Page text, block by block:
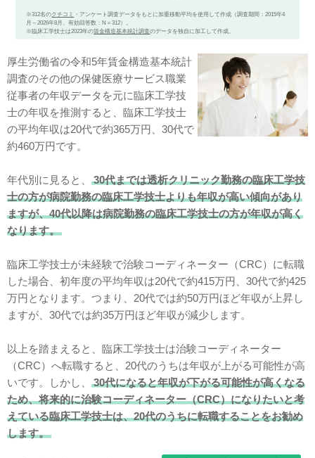
※312名のクチコミ ・アンケート調査データをもとに加重移動平均を使用して作成（調査期間：2015年4
月～2026年8月、有効回答数：N＝312）。
※臨床工学技士は2023年の賃金構造基本統計調査のデータを独自に加工して作成。
厚生労働省の令和5年賃金構造基本統計
調査のその他の保健医療サービス職業
従事者の年収データを元に臨床工学技
士の年収を推測すると、臨床工学技士
の平均年収は20代で約365万円、30代で
約460万円です。
年代別に見ると、
30代までは透析クリニック勤務の臨床工学技
士の方が病院勤務の臨床工学技士よりも年収が高い傾向があり
ますが、40代以降は病院勤務の臨床工学技士の方が年収が高く
なります。
臨床工学技士が未経験で治験コーディネーター（CRC）に転職
した場合、初年度の平均年収は20代で約415万円、30代で約425
万円となります。つまり、20代では約50万円ほど年収が上昇し
ますが、30代では約35万円ほど年収が減少します。
以上を踏まえると、臨床工学技士は治験コーディネーター
（CRC）へ転職すると、20代のうちは年収が上がる可能性が高
いです。しかし、
30代になると年収が下がる可能性が高くなる
ため、将来的に治験コーディネーター（CRC）になりたいと考
えている臨床工学技士は、20代のうちに転職することをお勧め
します。